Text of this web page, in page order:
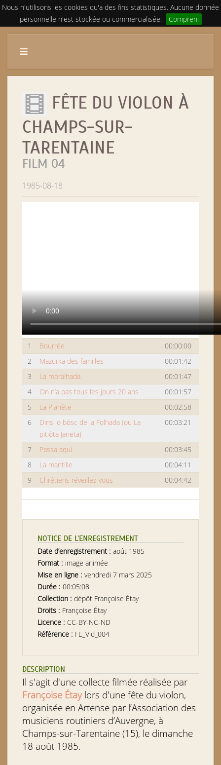
Nous n'utilisons les cookies qu'a des fins statistiques. Aucune donnée
personnelle n'est stockée ou commercialisée.
Compreni
FÊTE DU VIOLON À
CHAMPS-SUR-
TARENTAINE
FILM 04
1985-08-18
1 Bourrée
00:00:00
2
Mazurka des familles
00:01:42
3
La moralhada.
00:01:47
4
On n’a pas tous les jours 20 ans
00:01:57
5
La Planète
00:02:58
6
Dins lo bòsc de la Folhada (ou La
pitiòta Janeta)
00:03:21
7 Passa aqui
00:03:45
8
La mantille
00:04:11
9
Chrétiens réveillez-vous 00:04:42
NOTICE DE L’ENREGISTREMENT
Date d’enregistrement : août 1985
Format : image animée
Mise en ligne : vendredi 7 mars 2025
Durée : 00:05:08
Collection : dépôt Françoise Étay
Droits : Françoise Étay
Licence : CC-BY-NC-ND
Référence : FE_Vid_004
DESCRIPTION
Il s'agit d'une collecte filmée réalisée par
Françoise Étaylors d'une fête du violon,
organisée en Artense par l’Association des
musiciens routiniers d’Auvergne, à
Champs-sur-Tarentaine (15), le dimanche
18 août 1985.